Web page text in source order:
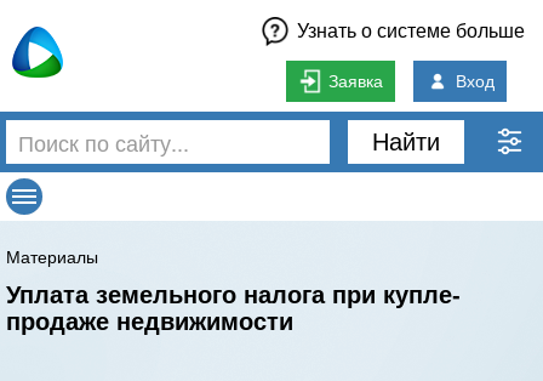
Узнать о системе больше
Заявка Вход
Найти
Материалы
Уплата земельного налога при купле-
продаже недвижимости